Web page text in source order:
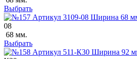
Выбрать
08
68 мм.
Выбрать